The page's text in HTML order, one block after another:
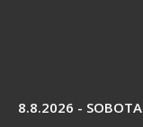
8.8.2026 - SOBOTA